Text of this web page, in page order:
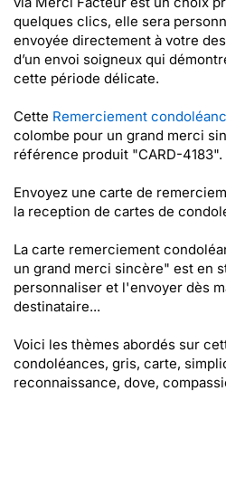
quelques clics, elle sera
envoyée directement à votre
d’un envoi soigneux qui
cette période délicate.
Cette Remerciement
colombe pour un grand merci
référence produit "CARD-4183".
Envoyez une carte de
la reception de cartes de
La carte remerciement
un grand merci sincère" est en
personnaliser et l'envoyer dès
destinataire...
Voici les thèmes abordés sur
condoléances, gris, carte,
reconnaissance, dove,